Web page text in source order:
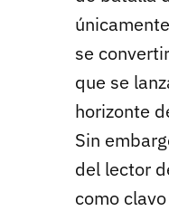
se
que se
horizonte
Sin
del lector
como